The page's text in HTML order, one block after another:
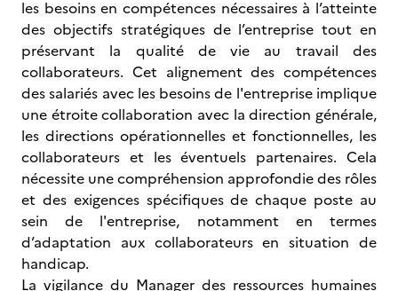
les besoins en compétences nécessaires à l’atteinte
des objectifs stratégiques de l’entreprise tout en
préservant la qualité de vie au travail des
collaborateurs. Cet alignement des compétences
des salariés avec les besoins de l'entreprise implique
une étroite collaboration avec la direction générale,
les directions opérationnelles et fonctionnelles, les
collaborateurs et les éventuels partenaires. Cela
nécessite une compréhension approfondie des rôles
et des exigences spécifiques de chaque poste au
sein de l'entreprise, notamment en termes
d’adaptation aux collaborateurs en situation de
handicap.
La vigilance du Manager des ressources humaines